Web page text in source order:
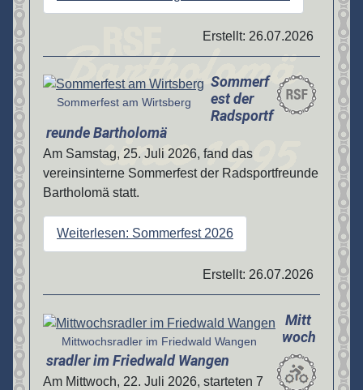
Erstellt: 26.07.2026
Details
Sommerfest am Wirtsberg
Sommerf
est der
Radsportf
reunde Bartholomä
Am Samstag, 25. Juli 2026, fand das
vereinsinterne Sommerfest der Radsportfreunde
Bartholomä statt.
Weiterlesen: Sommerfest 2026
Erstellt: 26.07.2026
Details
Mittwochsradler im Friedwald Wangen
Mitt
woch
sradler im Friedwald Wangen
Am Mittwoch, 22. Juli 2026, starteten 7